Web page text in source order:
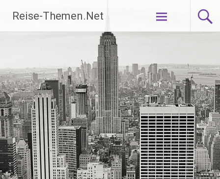
Inhalt
springen
Reise-Themen.Net